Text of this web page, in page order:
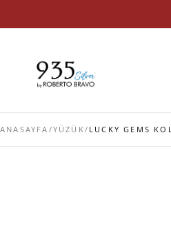
ANASAYFA /YÜZÜK/ LUCKY GEMS